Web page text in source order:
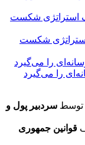
استراتژی شکست
را می‌گیرد
توسط سردبیر پول و
قوانین جمهوری